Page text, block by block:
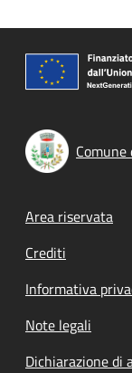
Comune
Footer
Area riservata
Crediti
Informativa
Note legali
Dichiarazione di